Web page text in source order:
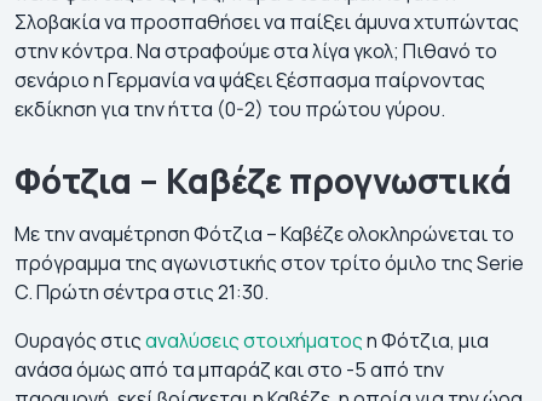
Σλοβακία να προσπαθήσει να παίξει άμυνα χτυπώντας
στην κόντρα. Να στραφούμε στα λίγα γκολ; Πιθανό το
σενάριο η Γερμανία να ψάξει ξέσπασμα παίρνοντας
εκδίκηση για την ήττα (0-2) του πρώτου γύρου.
Φότζια – Καβέζε προγνωστικά
Με την αναμέτρηση Φότζια – Καβέζε ολοκληρώνεται το
πρόγραμμα της αγωνιστικής στον τρίτο όμιλο της Serie
C. Πρώτη σέντρα στις 21:30.
Ουραγός στιςαναλύσεις στοιχήματοςη Φότζια, μια
ανάσα όμως από τα μπαράζ και στο -5 από την